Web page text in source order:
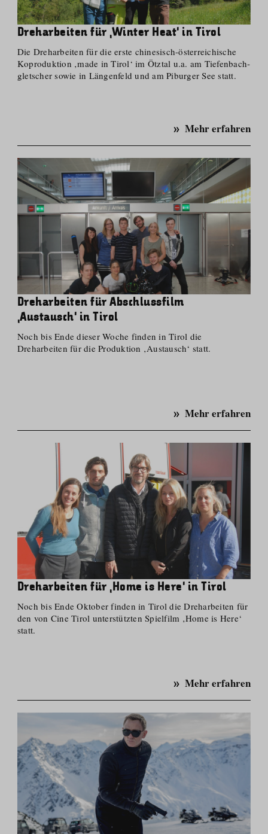
Dreharbeiten für ‚Winter Heat‘ in Tirol
Die Dreharbeiten für die erste chinesisch-österreichische
Koproduktion ‚made in Tirol‘ im Ötztal u.a. am Tiefenbach­
gletscher sowie in Längenfeld und am Piburger See statt.
Mehr erfahren
Dreharbeiten für Abschlussfilm
‚Austausch‘ in Tirol
Noch bis Ende dieser Woche finden in Tirol die
Dreharbeiten für die Produktion ‚Austausch‘ statt.
Mehr erfahren
Dreharbeiten für ‚Home is Here‘ in Tirol
Noch bis Ende Oktober finden in Tirol die Dreharbeiten für
den von Cine Tirol unterstützten Spielfilm ‚Home is Here‘
statt.
Mehr erfahren